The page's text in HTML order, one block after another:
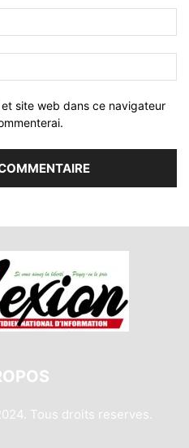
site web dans ce navigateur
Tous droits reserves.